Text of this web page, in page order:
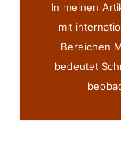
In meinen
mit
Bereichen
bedeutet